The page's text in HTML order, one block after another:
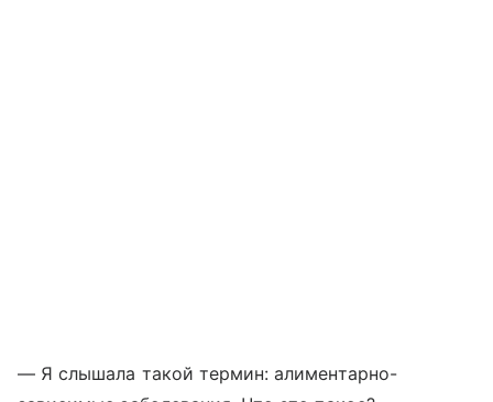
— Я слышала такой термин: алиментарно-